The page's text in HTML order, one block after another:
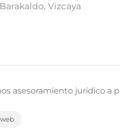
Vizcaya
asesoramiento jurídico a